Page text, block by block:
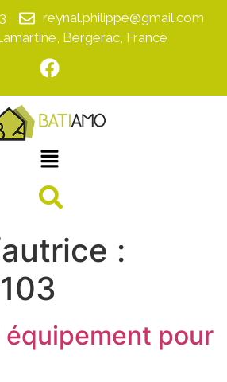
reynal.philippe@gmail.com
Bergerac, France
:
équipement pour